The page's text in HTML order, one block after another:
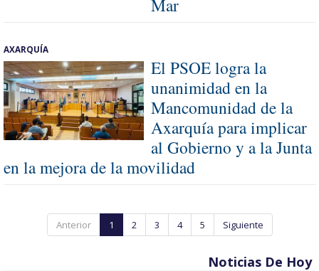
Mar
AXARQUÍA
El PSOE logra la
unanimidad en la
Mancomunidad de la
Axarquía para implicar
al Gobierno y a la Junta
en la mejora de la movilidad
Anterior 1 2 3 4 5 Siguiente
Noticias De Hoy